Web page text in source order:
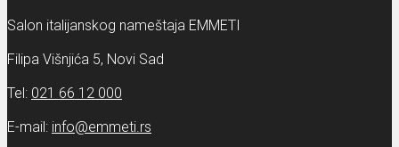
Salon italijanskog nameštaja EMMETI
Filipa Višnjića 5, Novi Sad
Tel: 021 66 12 000
E-mail: info@emmeti.rs